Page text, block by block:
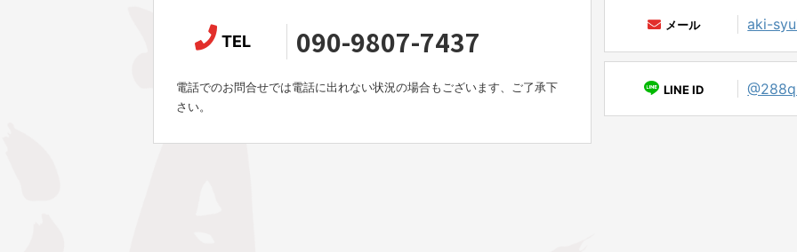
TEL 090-9807-7437
電話でのお問合せでは電話に出れない状況の場合もございます、ご了承下
さい。
メール aki-
LINE ID